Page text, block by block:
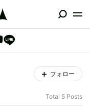
フォロー
Total 5 Posts